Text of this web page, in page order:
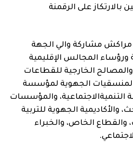
بالارتكاز على الرقمنة
مشاركة والي الجهة
المجالس الإقليمية
والمصالح الخارجية للقطاعات
الجهوية لمؤسسة
التنميةالاجتماعية، والمؤسسات
والأكاديمية الجهوية للتربية
والقطاع الخاص، والخبراء